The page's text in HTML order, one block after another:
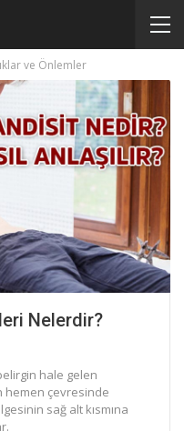
ve Önlemler
Nelerdir?
hale gelen
hemen çevresinde
sağ alt kısmına